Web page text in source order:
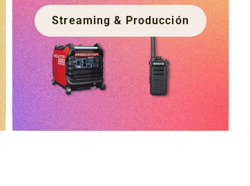
Streaming & Producción